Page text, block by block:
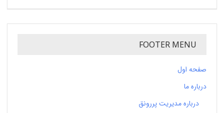
FOOTER MENU
صفحه اول
درباره ما
درباره مدیریت پررونق